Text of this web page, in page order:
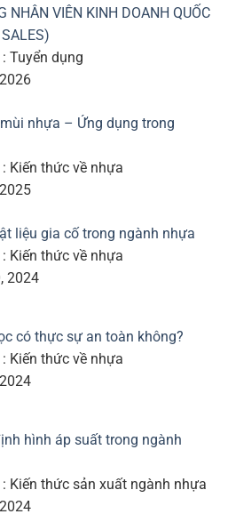
NHÂN VIÊN KINH DOANH QUỐC
Tuyển dụng
nhựa – Ứng dụng trong
Kiến thức về nhựa
liệu gia cố trong ngành nhựa
Kiến thức về nhựa
2024
có thực sự an toàn không?
Kiến thức về nhựa
hình áp suất trong ngành
: Kiến thức sản xuất ngành nhựa